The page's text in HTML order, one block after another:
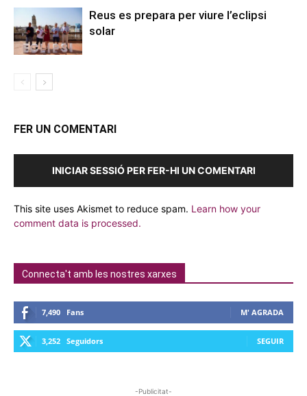
Reus es prepara per viure l’eclipsi
solar
FER UN COMENTARI
INICIAR SESSIÓ PER FER-HI UN COMENTARI
This site uses Akismet to reduce spam. Learn how your
comment data is processed.
Connecta't amb les nostres xarxes
7,490 Fans M' AGRADA
3,252 Seguidors SEGUIR
-Publicitat-